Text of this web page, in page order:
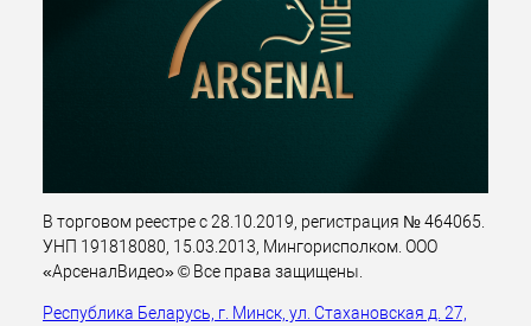
В торговом реестре с 28.10.2019, регистрация № 464065.
УНП 191818080, 15.03.2013, Мингорисполком. ООО
«АрсеналВидео» © Все права защищены.
Республика Беларусь, г. Минск, ул. Стахановская д. 27,